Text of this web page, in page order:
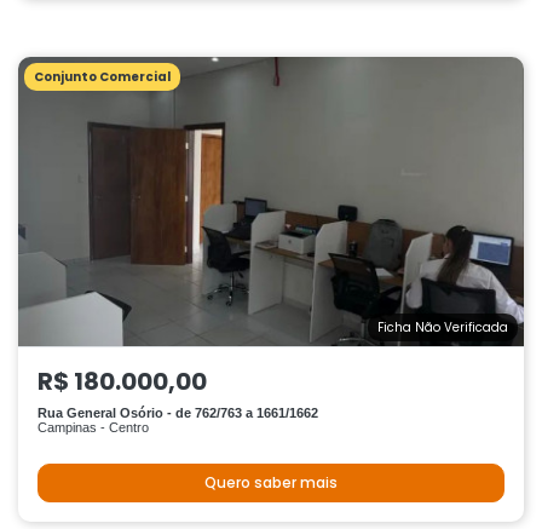
Conjunto Comercial
Ficha Não Verificada
R$ 180.000,00
Rua General Osório - de 762/763 a 1661/1662
Campinas - Centro
Quero saber mais